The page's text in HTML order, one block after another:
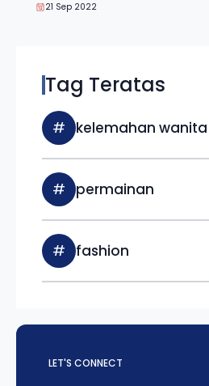
21 Sep 2022
Tag Teratas
# kelemahan
# permainan
# fashion
LET'S CONNECT